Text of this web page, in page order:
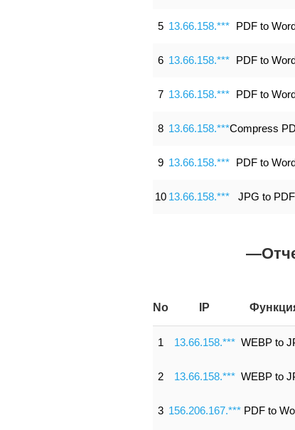
5 13.66.158.*** PDF to
6 13.66.158.*** PDF to
7 13.66.158.*** PDF to
8 13.66.158.***Compress
9 13.66.158.*** PDF to
10 13.66.158.*** JPG to PDF
No IP
1 13.66.158.*** WEBP to
2 13.66.158.*** WEBP to
3 156.206.167.*** PDF to